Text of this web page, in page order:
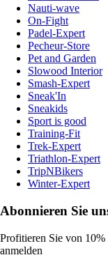
Nauti-wave
On-Fight
Padel-Expert
Pecheur-Store
Pet and Garden
Slowood Interior
Smash-Expert
Sneak'In
Sneakids
Sport is good
Training-Fit
Trek-Expert
Triathlon-Expert
TripNBikers
Winter-Expert
Abonnieren Sie
Profitieren Sie von
anmelden